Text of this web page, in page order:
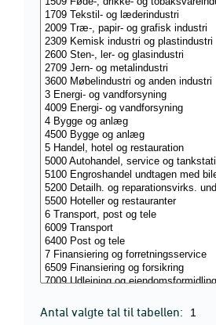
Antal valgte tal til tabellen: